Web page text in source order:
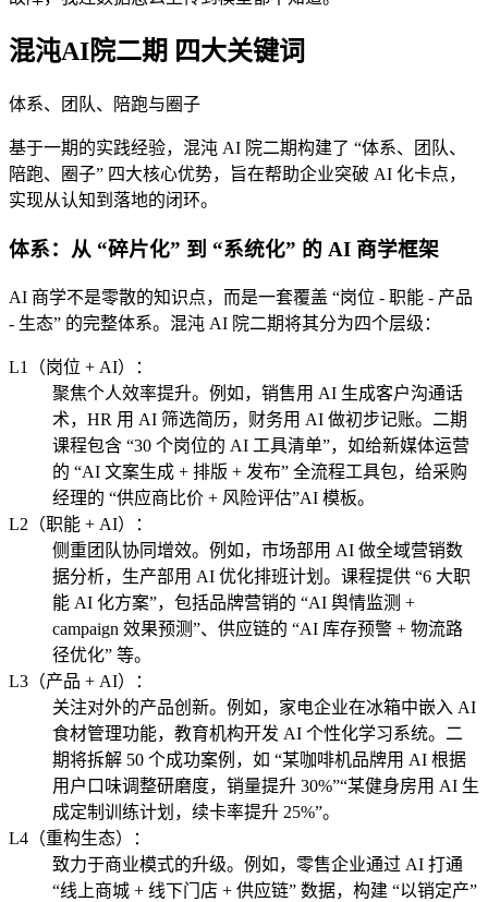
混沌AI院二期 四大关键词
体系、团队、陪跑与圈子
基于一期的实践经验，混沌 AI 院二期构建了 “体系、团队、
陪跑、圈子” 四大核心优势，旨在帮助企业突破 AI 化卡点，
实现从认知到落地的闭环。
体系：从 “碎片化” 到 “系统化” 的 AI 商学框架
AI 商学不是零散的知识点，而是一套覆盖 “岗位 - 职能 - 产品
- 生态” 的完整体系。混沌 AI 院二期将其分为四个层级：
L1（岗位 + AI）：
聚焦个人效率提升。例如，销售用 AI 生成客户沟通话
术，HR 用 AI 筛选简历，财务用 AI 做初步记账。二期
课程包含 “30 个岗位的 AI 工具清单”，如给新媒体运营
的 “AI 文案生成 + 排版 + 发布” 全流程工具包，给采购
经理的 “供应商比价 + 风险评估”AI 模板。
L2（职能 + AI）：
侧重团队协同增效。例如，市场部用 AI 做全域营销数
据分析，生产部用 AI 优化排班计划。课程提供 “6 大职
能 AI 化方案”，包括品牌营销的 “AI 舆情监测 +
campaign 效果预测”、供应链的 “AI 库存预警 + 物流路
径优化” 等。
L3（产品 + AI）：
关注对外的产品创新。例如，家电企业在冰箱中嵌入 AI
食材管理功能，教育机构开发 AI 个性化学习系统。二
期将拆解 50 个成功案例，如 “某咖啡机品牌用 AI 根据
用户口味调整研磨度，销量提升 30%”“某健身房用 AI 生
成定制训练计划，续卡率提升 25%”。
L4（重构生态）：
致力于商业模式的升级。例如，零售企业通过 AI 打通
“线上商城 + 线下门店 + 供应链” 数据，构建 “以销定产”